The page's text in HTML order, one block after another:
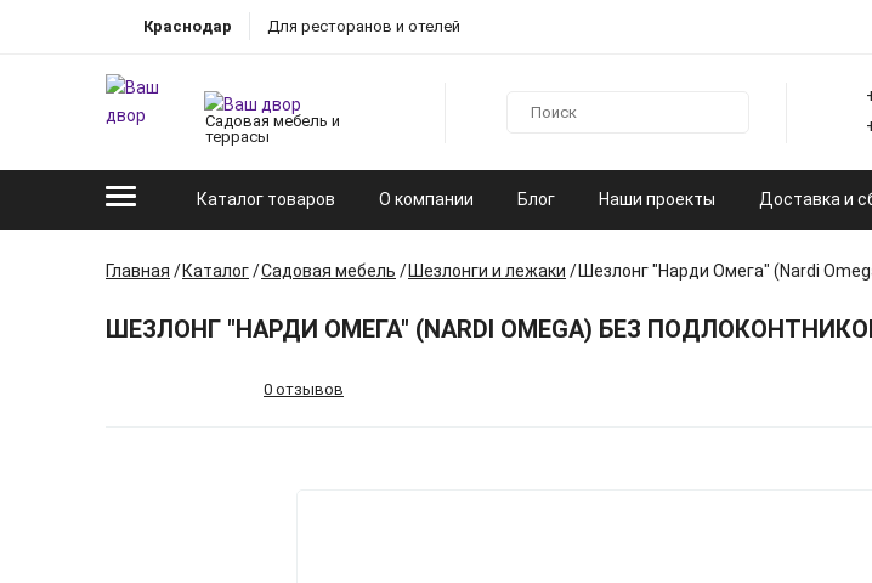
Краснодар Для ресторанов и отелей
Садовая мебель и
террасы
Каталог товаров О компании Блог Наши проекты Доставка и
Главная Каталог Садовая мебель Шезлонги и лежаки Шезлонг "Нарди Омега" (Nardi
ШЕЗЛОНГ "НАРДИ ОМЕГА" (NARDI OMEGA) БЕЗ
0 отзывов